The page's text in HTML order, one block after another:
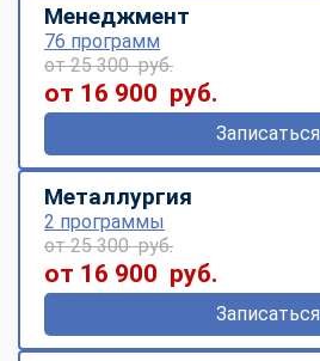
Менеджмент
76 программ
от 25 300 руб.
от 16 900 руб.
Записаться
Металлургия
2 программы
от 25 300 руб.
от 16 900 руб.
Записаться